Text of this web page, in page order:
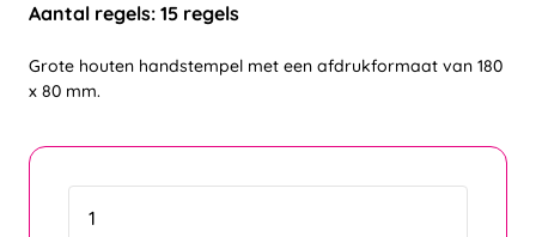
Aantal regels: 15 regels
Grote houten handstempel met een afdrukformaat van 180
x 80 mm.